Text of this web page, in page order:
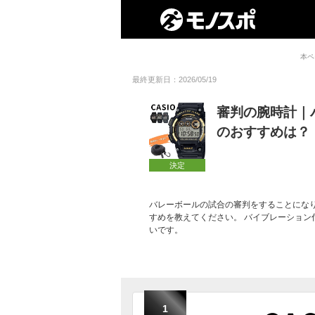
本
最終更新日：2026/05/19
決定
審判の腕時計｜
のおすすめは？
バレーボールの試合の審判をすることにな
すめを教えてください。 バイブレーショ
いです。
1